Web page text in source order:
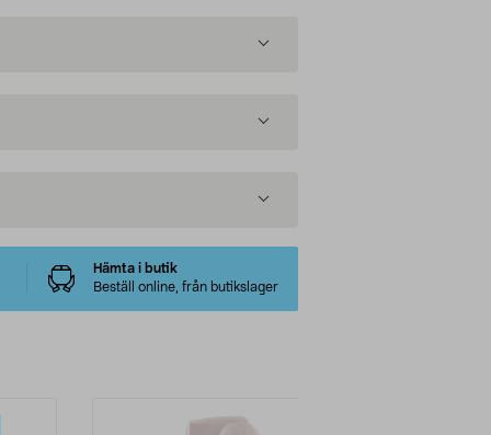
Hämta i butik
Beställ online, från butikslager